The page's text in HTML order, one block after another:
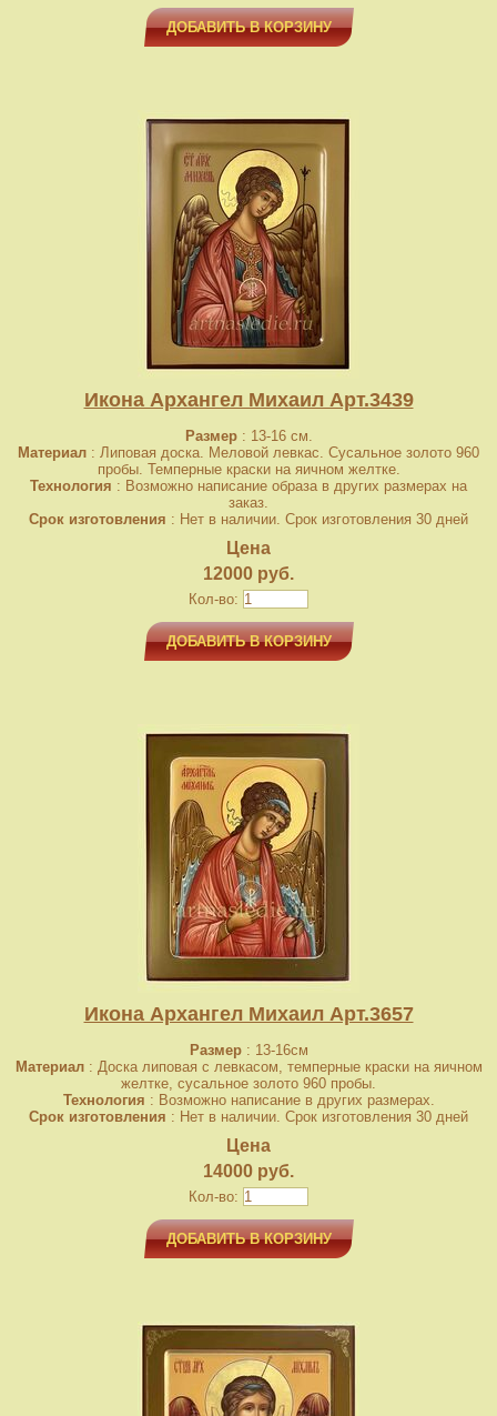
ДОБАВИТЬ В КОРЗИНУ
Икона Архангел Михаил Арт.3439
Размер: 13-16 см.
Материал : Липовая доска. Меловой левкас. Сусальное золото 960
пробы. Темперные краски на яичном желтке.
Технология : Возможно написание образа в других размерах на
заказ.
Срок изготовления : Нет в наличии. Срок изготовления 30 дней
Цена
12000 руб.
Кол-во:
ДОБАВИТЬ В КОРЗИНУ
Икона Архангел Михаил Арт.3657
Размер: 13-16см
Материал: Доска липовая с левкасом, темперные краски на яичном
желтке, сусальное золото 960 пробы.
Технология : Возможно написание в других размерах.
Срок изготовления : Нет в наличии. Срок изготовления 30 дней
Цена
14000 руб.
Кол-во:
ДОБАВИТЬ В КОРЗИНУ